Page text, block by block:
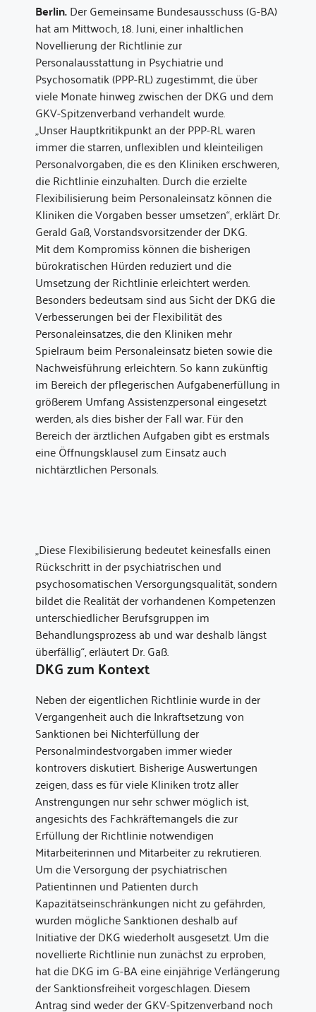
Berlin.Der Gemeinsame Bundesausschuss (G-BA)
hat am Mittwoch, 18. Juni, einer inhaltlichen
Novellierung der Richtlinie zur
Personalausstattung in Psychiatrie und
Psychosomatik (PPP-RL) zugestimmt, die über
viele Monate hinweg zwischen der DKG und dem
GKV-Spitzenverband verhandelt wurde.
„Unser Hauptkritikpunkt an der PPP-RL waren
immer die starren, unflexiblen und kleinteiligen
Personalvorgaben, die es den Kliniken erschweren,
die Richtlinie einzuhalten. Durch die erzielte
Flexibilisierung beim Personaleinsatz können die
Kliniken die Vorgaben besser umsetzen“, erklärt Dr.
Gerald Gaß, Vorstandsvorsitzender der DKG.
Mit dem Kompromiss können die bisherigen
bürokratischen Hürden reduziert und die
Umsetzung der Richtlinie erleichtert werden.
Besonders bedeutsam sind aus Sicht der DKG die
Verbesserungen bei der Flexibilität des
Personaleinsatzes, die den Kliniken mehr
Spielraum beim Personaleinsatz bieten sowie die
Nachweisführung erleichtern. So kann zukünftig
im Bereich der pflegerischen Aufgabenerfüllung in
größerem Umfang Assistenzpersonal eingesetzt
werden, als dies bisher der Fall war. Für den
Bereich der ärztlichen Aufgaben gibt es erstmals
eine Öffnungsklausel zum Einsatz auch
nichtärztlichen Personals.
„Diese Flexibilisierung bedeutet keinesfalls einen
Rückschritt in der psychiatrischen und
psychosomatischen Versorgungsqualität, sondern
bildet die Realität der vorhandenen Kompetenzen
unterschiedlicher Berufsgruppen im
Behandlungsprozess ab und war deshalb längst
überfällig“, erläutert Dr. Gaß.
DKG zum Kontext
Neben der eigentlichen Richtlinie wurde in der
Vergangenheit auch die Inkraftsetzung von
Sanktionen bei Nichterfüllung der
Personalmindestvorgaben immer wieder
kontrovers diskutiert. Bisherige Auswertungen
zeigen, dass es für viele Kliniken trotz aller
Anstrengungen nur sehr schwer möglich ist,
angesichts des Fachkräftemangels die zur
Erfüllung der Richtlinie notwendigen
Mitarbeiterinnen und Mitarbeiter zu rekrutieren.
Um die Versorgung der psychiatrischen
Patientinnen und Patienten durch
Kapazitätseinschränkungen nicht zu gefährden,
wurden mögliche Sanktionen deshalb auf
Initiative der DKG wiederholt ausgesetzt. Um die
novellierte Richtlinie nun zunächst zu erproben,
hat die DKG im G-BA eine einjährige Verlängerung
der Sanktionsfreiheit vorgeschlagen. Diesem
Antrag sind weder der GKV-Spitzenverband noch